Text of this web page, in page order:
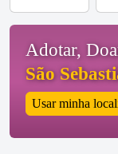
Adotar,
São
Usar minha